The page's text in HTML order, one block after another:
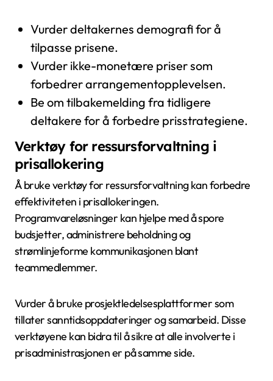
Vurder deltakernes demografi for å
tilpasse prisene.
Vurder ikke-monetære priser som
forbedrer arrangementopplevelsen.
Be om tilbakemelding fra tidligere
deltakere for å forbedre prisstrategiene.
Verktøy for ressursforvaltning i
prisallokering
Å bruke verktøy for ressursforvaltning kan forbedre
effektiviteten i prisallokeringen.
Programvareløsninger kan hjelpe med å spore
budsjetter, administrere beholdning og
strømlinjeforme kommunikasjonen blant
teammedlemmer.
Vurder å bruke prosjektledelsesplattformer som
tillater sanntidsoppdateringer og samarbeid. Disse
verktøyene kan bidra til å sikre at alle involverte i
prisadministrasjonen er på samme side.